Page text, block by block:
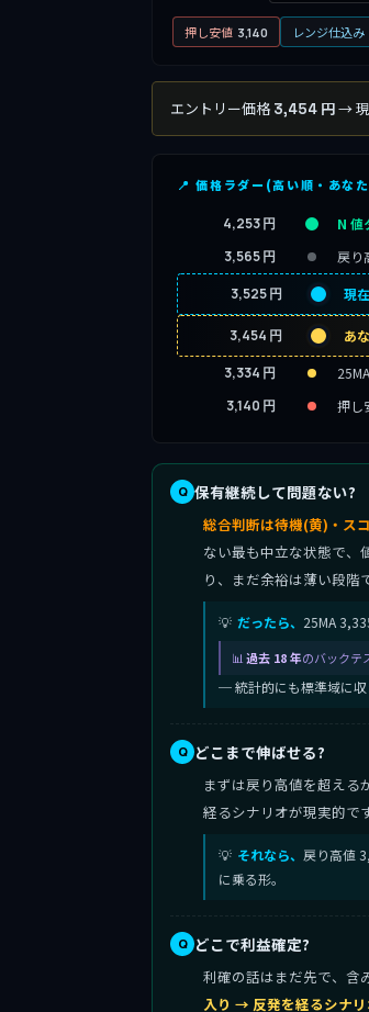
押し安値 3,140 レンジ仕込み
エントリー価格 3,454 円→
📍 価格ラダー(高い順・あな
4,253 円 N 値
3,565 円 戻り
3,525 円 現
3,454 円 あ
3,334 円
3,140 円 押し
保有継続して問題ない?
総合判断は待機(黄)・ス
ない最も中立な状態で、
り、まだ余裕は薄い段階
だったら、 25MA
過去 18 年のバックテ
─ 統計的にも標準域に収
どこまで伸ばせる?
まずは戻り高値を超える
経るシナリオが現実的です
それなら、 戻り高値
に乗る形。
どこで利益確定?
利確の話はまだ先で、含
入り → 反発を経るシナリ